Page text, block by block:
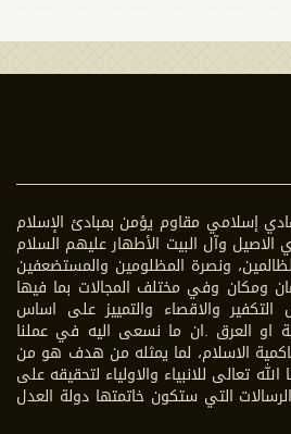
إسلامي مقاوم يؤمن بمبادئ الإسلام
وآل البيت الأطهار عليهم السلام
ونصرة المظلومين والمستضعفين
ومكان وفي مختلف المجالات بما فيها
التكفير والاقصاء والتمييز على اساس
او العرق .ان ما نسعى اليه في عملنا
الاسلام، لما يمثله من هدف هو من
تعالى للانبياء والاولياء لتحقيقه على
التي ستكون خاتمتها دولة العدل